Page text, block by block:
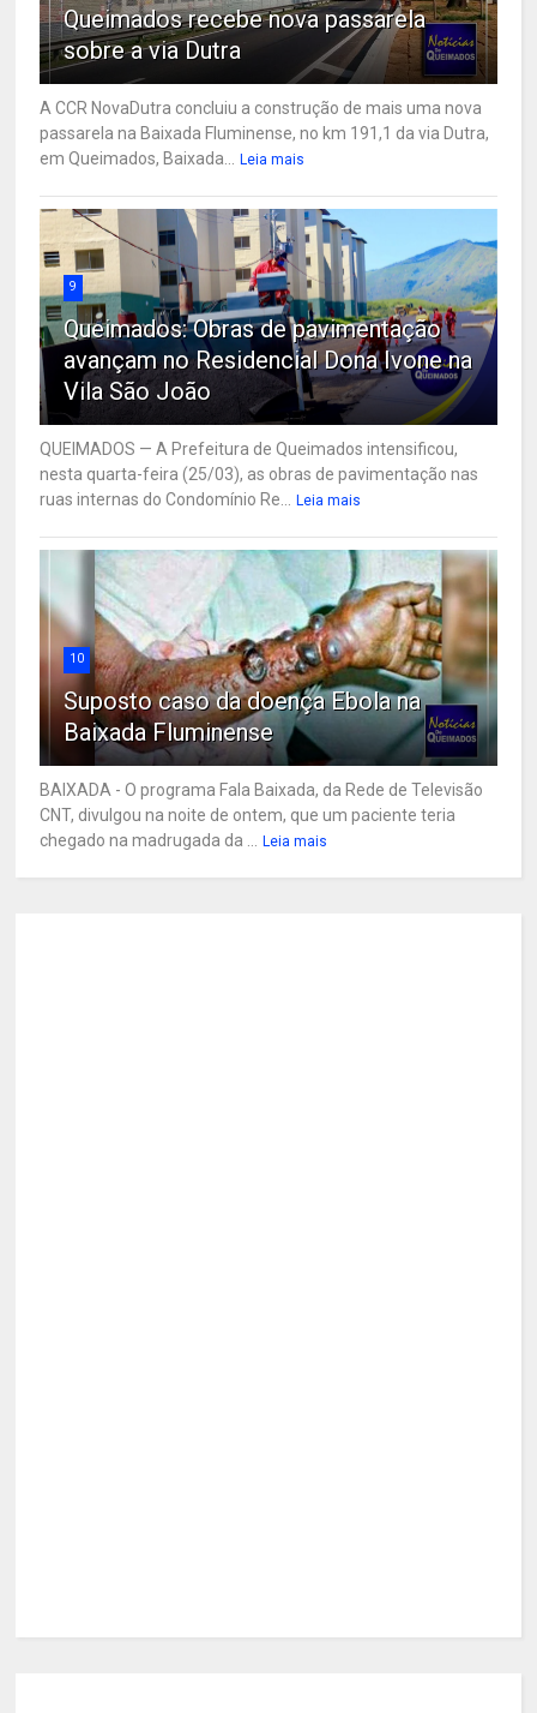
Queimados recebe nova passarela
sobre a via Dutra
A CCR NovaDutra concluiu a construção de mais uma nova
passarela na Baixada Fluminense, no km 191,1 da via Dutra,
em Queimados, Baixada...
Leia mais
9
Queimados: Obras de pavimentação
avançam no Residencial Dona Ivone na
Vila São João
QUEIMADOS — A Prefeitura de Queimados intensificou,
nesta quarta-feira (25/03), as obras de pavimentação nas
ruas internas do Condomínio Re...
Leia mais
10
Suposto caso da doença Ebola na
Baixada Fluminense
BAIXADA - O programa Fala Baixada, da Rede de Televisão
CNT, divulgou na noite de ontem, que um paciente teria
chegado na madrugada da ...
Leia mais